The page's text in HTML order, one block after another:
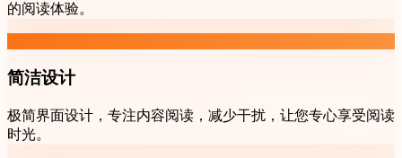
的阅读体验。
简洁设计
极简界面设计，专注内容阅读，减少干扰，让您专心享受阅读
时光。